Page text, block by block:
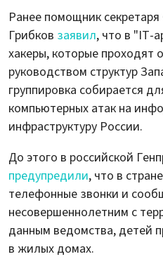
Ранее помощник
Грибков заявил, что в "IT-
хакеры, которые проходят
руководством структур
группировка собирается
компьютерных атак на
инфраструктуру России.
До этого в российской
предупредили, что в
телефонные звонки и
несовершеннолетним с
данным ведомства, детей
в жилых домах.